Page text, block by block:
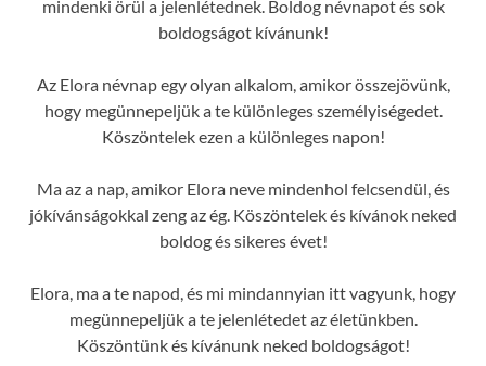
mindenki örül a jelenlétednek. Boldog névnapot és sok
boldogságot kívánunk!
Az Elora névnap egy olyan alkalom, amikor összejövünk,
hogy megünnepeljük a te különleges személyiségedet.
Köszöntelek ezen a különleges napon!
Ma az a nap, amikor Elora neve mindenhol felcsendül, és
jókívánságokkal zeng az ég. Köszöntelek és kívánok neked
boldog és sikeres évet!
Elora, ma a te napod, és mi mindannyian itt vagyunk, hogy
megünnepeljük a te jelenlétedet az életünkben.
Köszöntünk és kívánunk neked boldogságot!